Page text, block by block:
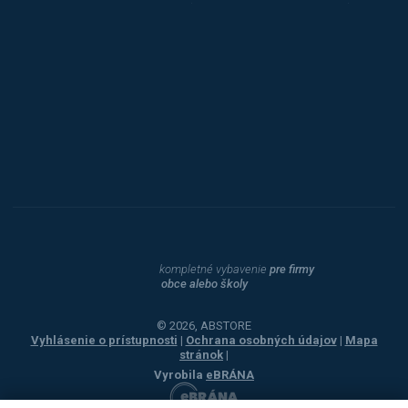
kompletné vybavenie pre firmy
obce alebo školy
© 2026, ABSTORE
Vyhlásenie o prístupnosti | Ochrana osobných údajov | Mapa
stránok |
Vyrobila eBRÁNA